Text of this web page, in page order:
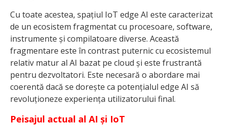
Cu toate acestea, spațiul IoT edge AI este caracterizat
de un ecosistem fragmentat cu procesoare, software,
instrumente și compilatoare diverse. Această
fragmentare este în contrast puternic cu ecosistemul
relativ matur al AI bazat pe cloud și este frustrantă
pentru dezvoltatori. Este necesară o abordare mai
coerentă dacă se dorește ca potențialul edge AI să
revoluționeze experiența utilizatorului final.
Peisajul actual al AI și IoT